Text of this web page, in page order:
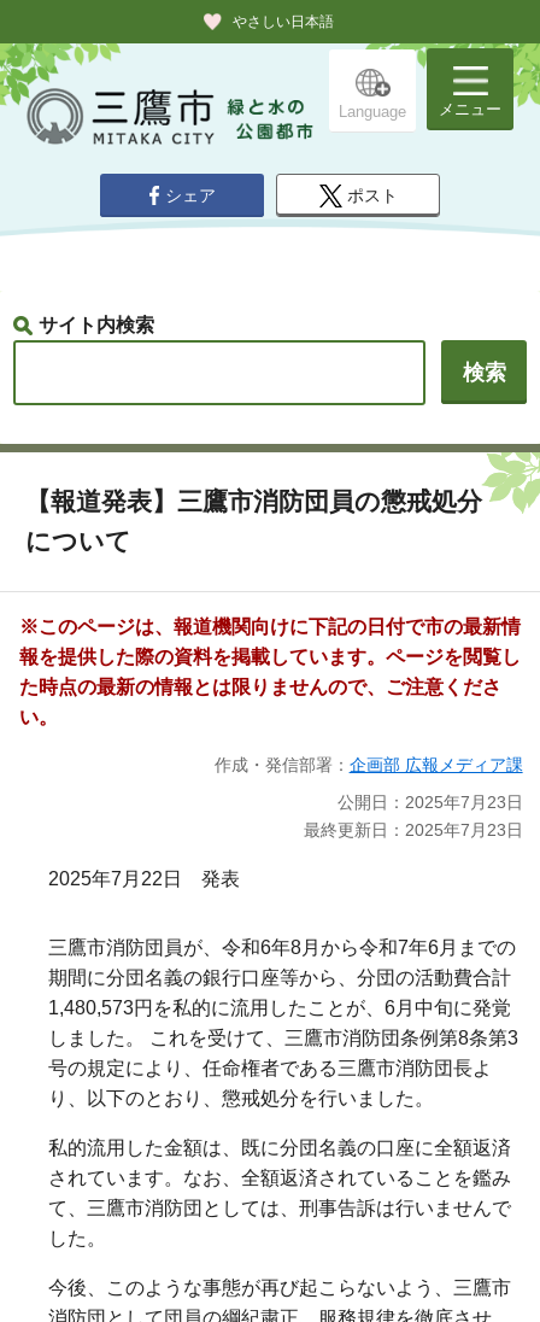
やさしい日本語
Language メニュー
シェア ポスト
サイト内検索
【報道発表】三鷹市消防団員の懲戒処分
について
※このページは、報道機関向けに下記の日付で市の最新情
報を提供した際の資料を掲載しています。ページを閲覧し
た時点の最新の情報とは限りませんので、ご注意くださ
い。
作成・発信部署： 企画部 広報メディア課
公開日：2025年7月23日
最終更新日：2025年7月23日
2025年7月22日 発表
三鷹市消防団員が、令和6年8月から令和7年6月までの
期間に分団名義の銀行口座等から、分団の活動費合計
1,480,573円を私的に流用したことが、6月中旬に発覚
しました。
これを受けて、三鷹市消防団条例第8条第3
号の規定により、任命権者である三鷹市消防団長よ
り、以下のとおり、懲戒処分を行いました。
私的流用した金額は、既に分団名義の口座に全額返済
されています。なお、全額返済されていることを鑑み
て、三鷹市消防団としては、刑事告訴は行いませんで
した。
今後、このような事態が再び起こらないよう、三鷹市
消防団として団員の綱紀粛正、服務規律を徹底させ、